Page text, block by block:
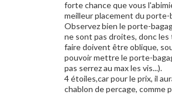
forte chance que vous
meilleur placement du porte-
Observez bien le porte-
ne sont pas droites, donc
faire doivent être oblique,
pouvoir mettre le porte-
pas serrez au max les vis...).
4 étoiles,car pour le prix, il
chablon de percage, comme